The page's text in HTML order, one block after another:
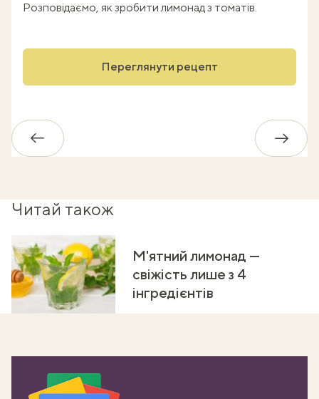
Розповідаємо, як зробити лимонад з томатів.
Переглянути рецепт
Назад
Читай також
М'ятний лимонад —
свіжість лише з 4
інгредієнтів